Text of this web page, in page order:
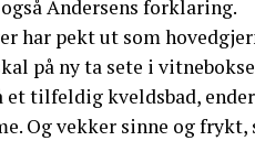
Andersens forklaring.
har pekt ut som
på ny ta sete i
tilfeldig kveldsbad,
Og vekker sinne og